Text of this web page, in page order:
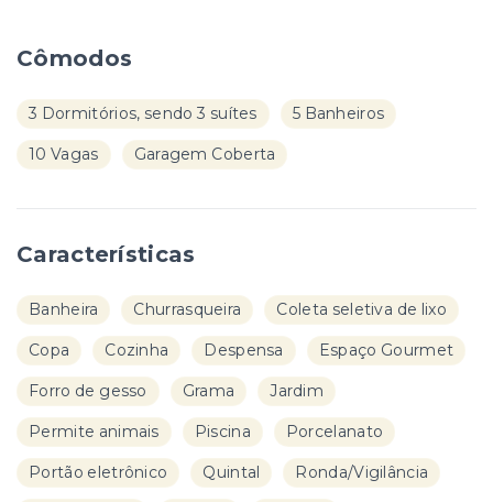
Cômodos
3 Dormitórios, sendo 3 suítes 5 Banheiros
10 Vagas Garagem Coberta
Características
Banheira Churrasqueira Coleta seletiva de lixo
Copa Cozinha Despensa Espaço Gourmet
Forro de gesso Grama Jardim
Permite animais Piscina Porcelanato
Portão eletrônico Quintal Ronda/Vigilância